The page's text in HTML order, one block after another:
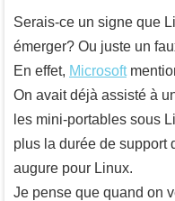
Serais-ce un signe que
émerger? Ou juste un
En effet, Microsoft
On avait déjà assisté à
les mini-portables sous
plus la durée de support
augure pour Linux.
Je pense que quand on